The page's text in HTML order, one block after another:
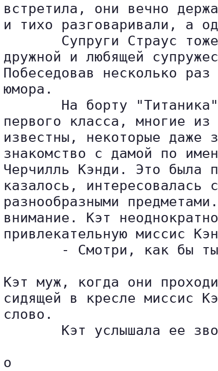
встретила, они вечно
и тихо разговаривали, а
Супруги Страус
дружной и любящей
Побеседовав несколько
юмора.
На борту
первого класса, многие
известны, некоторые даже
знакомство с дамой по
Черчилль Кэнди. Это была
казалось, интересовалась
разнообразными
внимание. Кэт
привлекательную миссис
- Смотри, как бы
Кэт муж, когда они
сидящей в кресле миссис
слово.
Кэт услышала ее
о